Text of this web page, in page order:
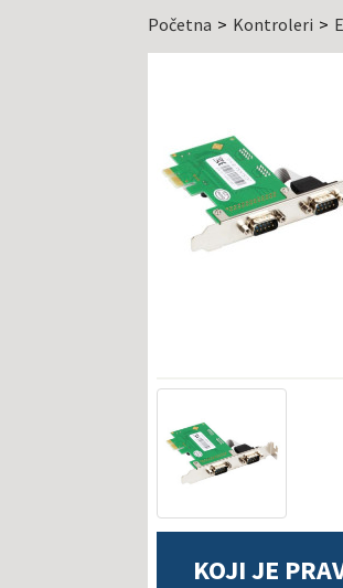
Početna Kontroleri
KOJI JE